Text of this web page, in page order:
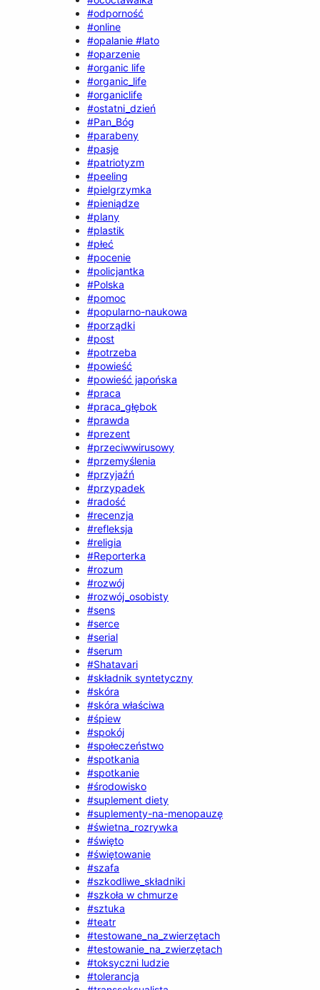
#odporność
#online
#opalanie #lato
#oparzenie
#organic life
#organic_life
#organiclife
#ostatni_dzień
#Pan_Bóg
#parabeny
#pasje
#patriotyzm
#peeling
#pielgrzymka
#pieniądze
#plany
#plastik
#płeć
#pocenie
#policjantka
#Polska
#pomoc
#popularno-naukowa
#porządki
#post
#potrzeba
#powieść
#powieść japońska
#praca
#praca_głębok
#prawda
#prezent
#przeciwwirusowy
#przemyślenia
#przyjaźń
#przypadek
#radość
#recenzja
#refleksja
#religia
#Reporterka
#rozum
#rozwój
#rozwój_osobisty
#sens
#serce
#serial
#serum
#Shatavari
#składnik syntetyczny
#skóra
#skóra właściwa
#śpiew
#spokój
#społeczeństwo
#spotkania
#spotkanie
#środowisko
#suplement diety
#suplementy-na-menopauzę
#świetna_rozrywka
#święto
#świętowanie
#szafa
#szkodliwe_składniki
#szkoła w chmurze
#sztuka
#teatr
#testowane_na_zwierzętach
#testowanie_na_zwierzętach
#toksyczni ludzie
#tolerancja